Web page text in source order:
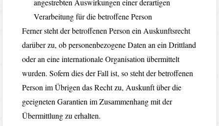
angestrebten Auswirkungen einer derartigen
Verarbeitung für die betroffene Person
Ferner steht der betroffenen Person ein Auskunftsrecht
darüber zu, ob personenbezogene Daten an ein Drittland
oder an eine internationale Organisation übermittelt
wurden. Sofern dies der Fall ist, so steht der betroffenen
Person im Übrigen das Recht zu, Auskunft über die
geeigneten Garantien im Zusammenhang mit der
Übermittlung zu erhalten.